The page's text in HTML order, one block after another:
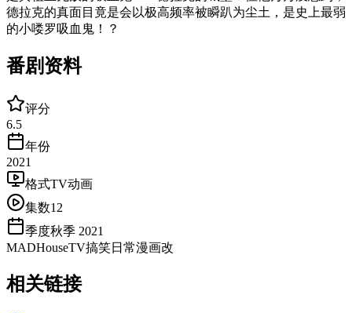
德拉克的真面目竟是会以极高频率被瞬趴为尘土，是史上最弱
的小喽罗吸血鬼！？
番剧资料
评分
6.5
年份
2021
格式TV动画
集数12
季度秋季 2021
MADHouseTV搞笑日常漫画改
相关链接